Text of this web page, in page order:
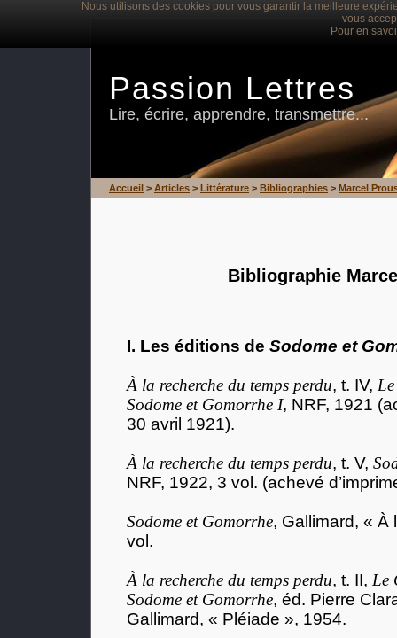
Nous utilisons des cookies pour vous garantir la meilleure
vous
Pour en
Passion Lettres
Lire, écrire, apprendre, transmettre...
Accueil > Articles > Littérature > Bibliographies > Marcel
Bibliographie
I. Les éditions de Sodome et
À la recherche du temps perdu, t. IV,
Sodome et Gomorrhe I, NRF, 1921
30 avril 1921).
À la recherche du temps perdu, t. V,
NRF, 1922, 3 vol. (achevé
Sodome et Gomorrhe, Gallimard, « À
vol.
À la recherche du temps perdu, t. II, Le
Sodome et Gomorrhe, éd. Pierre
Gallimard, « Pléiade », 1954.